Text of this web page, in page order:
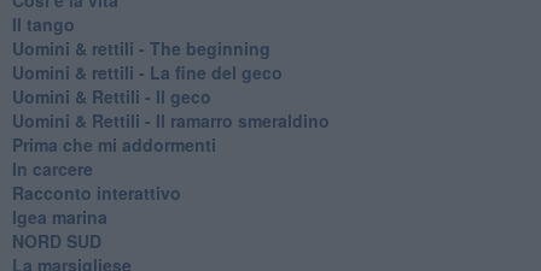
Il tango
​Uomini & rettili - The beginning
​Uomini & rettili - La fine del geco
Uomini & Rettili - Il geco
Uomini & Rettili - Il ramarro smeraldino
Prima che mi addormenti
In carcere
Racconto interattivo
Igea marina
​NORD SUD
La marsigliese